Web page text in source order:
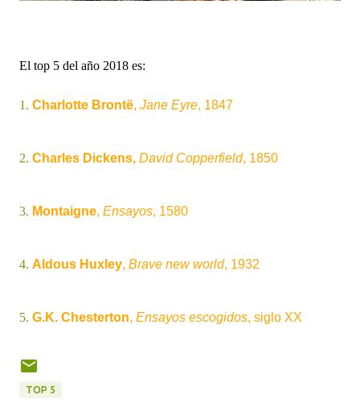
El top 5 del año 2018 es:
1. Charlotte Brontë, Jane Eyre, 1847
2. Charles Dickens, David Copperfield, 1850
3. Montaigne, Ensayos, 1580
4. Aldous Huxley, Brave new world, 1932
5. G.K. Chesterton, Ensayos escogidos, siglo XX
TOP 5